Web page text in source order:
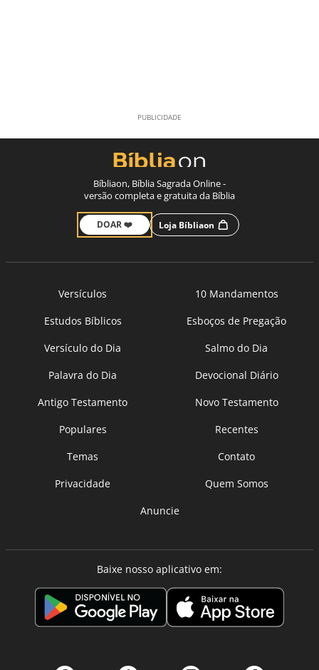
Bíbliaon, Bíblia Sagrada Online -
versão completa e gratuita da Bíblia
DOAR ❤️ Loja Bíbliaon
Versículos
10 Mandamentos
Estudos Bíblicos
Esboços de Pregação
Versículo do Dia
Salmo do Dia
Palavra do Dia
Devocional Diário
Antigo Testamento
Novo Testamento
Populares
Recentes
Temas
Contato
Privacidade
Quem Somos
Anuncie
Baixe nosso aplicativo em: